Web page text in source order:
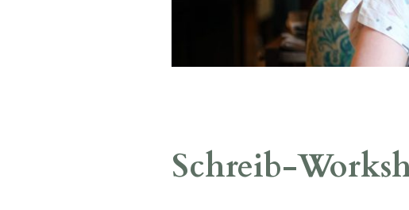
Schreib-